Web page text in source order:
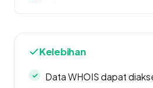
Kelebihan
Data WHOIS dapat